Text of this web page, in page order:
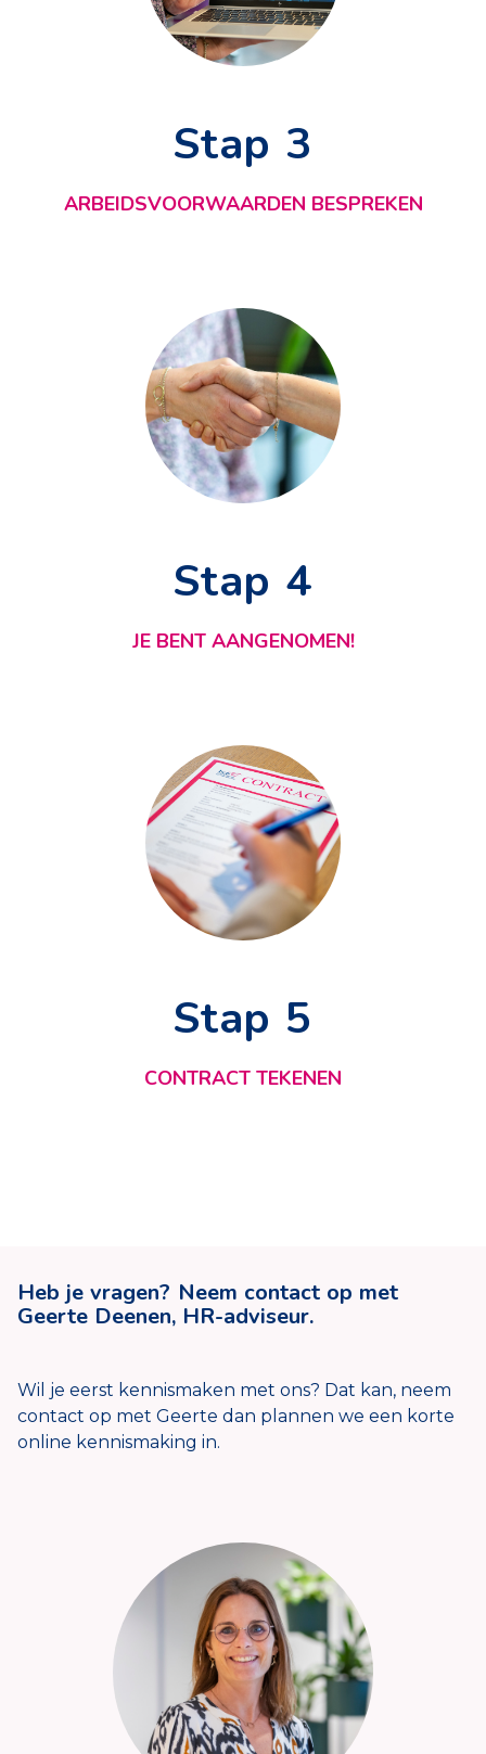
Stap 3
ARBEIDSVOORWAARDEN BESPREKEN
Stap 4
JE BENT AANGENOMEN!
Stap 5
CONTRACT TEKENEN
Heb je vragen? Neem contact op met
Geerte Deenen, HR-adviseur.
Wil je eerst kennismaken met ons? Dat kan, neem
contact op met Geerte dan plannen we een korte
online kennismaking in.